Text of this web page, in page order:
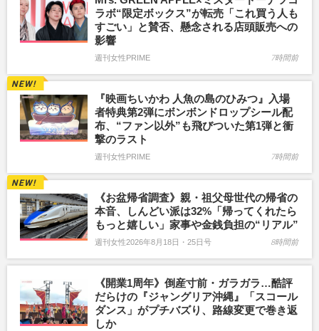
ラボ“限定ボックス”が転売「これ買う人も
すごい」と賛否、懸念される店頭販売への
影響
週刊女性PRIME 7時間前
『映画ちいかわ 人魚の島のひみつ』入場
者特典第2弾にボンボンドロップシール配
布、“ファン以外”も飛びついた第1弾と衝
撃のラスト
週刊女性PRIME 7時間前
《お盆帰省調査》親・祖父母世代の帰省の
本音、しんどい派は32%「帰ってくれたら
もっと嬉しい」家事や金銭負担の“リアル”
週刊女性2026年8月18日・25日号 8時間前
《開業1周年》倒産寸前・ガラガラ…酷評
だらけの『ジャングリア沖縄』「スコール
ダンス」がプチバズり、路線変更で巻き返
しか